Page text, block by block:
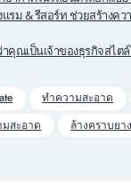
แรม & รีสอร์ท ช่วยสร้างค
คุณเป็นเจ้าของธุรกิจสไต
ทำความสะอาด
สะอาด
ล้างคราบยา